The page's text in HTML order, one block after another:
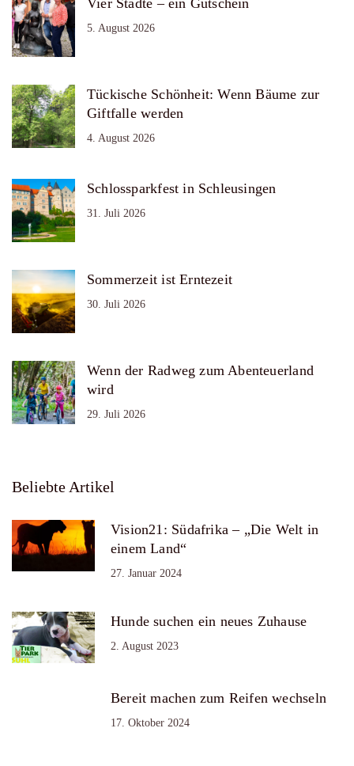
Vier Städte – ein Gutschein
5. August 2026
Tückische Schönheit: Wenn Bäume zur
Giftfalle werden
4. August 2026
Schlossparkfest in Schleusingen
31. Juli 2026
Sommerzeit ist Erntezeit
30. Juli 2026
Wenn der Radweg zum Abenteuerland
wird
29. Juli 2026
Beliebte Artikel
Vision21: Südafrika – „Die Welt in
einem Land“
27. Januar 2024
Hunde suchen ein neues Zuhause
2. August 2023
Bereit machen zum Reifen wechseln
17. Oktober 2024